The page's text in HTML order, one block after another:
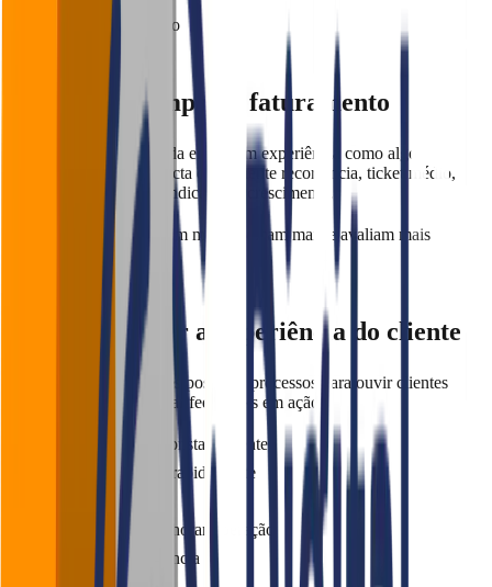
Sensação de cuidado
Experiência impacta faturamento
Muitos restaurantes ainda enxergam experiência como algo
subjetivo. Mas ela impacta diretamente recorrência, ticket médio,
avaliações, reputação, indicação e crescimento.
Clientes satisfeitos voltam mais, indicam mais e avaliam mais
positivamente.
Como melhorar a experiência do cliente
Os melhores restaurantes possuem processos para ouvir clientes
diariamente e transformar feedbacks em ação.
Escute os clientes constantemente
Resolva problemas rapidamente
Treine a equipe
Use dados para melhorar operação
Padronize a experiência